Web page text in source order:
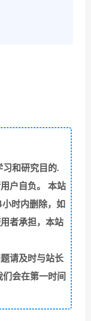
和研究目的.
户自负。 本站
时内删除，如
者承担，本站
请及时与站长
会在第一时间